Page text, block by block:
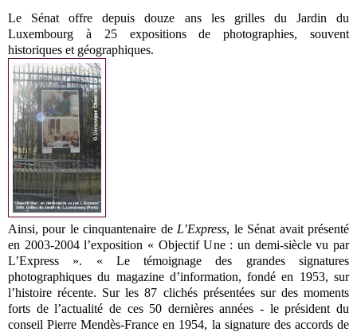
Le Sénat offre depuis douze ans les grilles du Jardin du
Luxembourg à 25 expositions de photographies, souvent
historiques et géographiques.
Ainsi, pour le cinquantenaire de L’Express, le Sénat avait présenté
en 2003-2004 l’exposition « Objectif Une : un demi-siècle vu par
L’Express ». « Le témoignage des grandes signatures
photographiques du magazine d’information, fondé en 1953, sur
l’histoire récente. Sur les 87 clichés présentées sur des moments
forts de l’actualité de ces 50 dernières années - le président du
conseil Pierre Mendès-France en 1954, la signature des accords de